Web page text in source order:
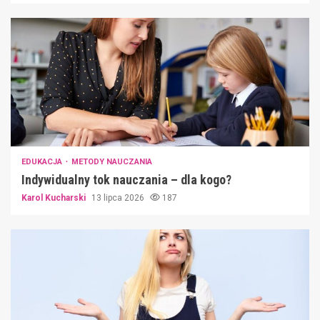
EDUKACJA METODY NAUCZANIA
Indywidualny tok nauczania – dla kogo?
Karol Kucharski 13 lipca 2026 187